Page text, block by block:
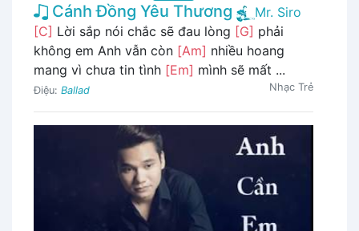
Cánh Đồng Yêu Thương
Mr. Siro
[C] Lời sắp nói chắc sẽ đau lòng [G] phải
không em Anh vẫn còn [Am] nhiều hoang
mang vì chưa tin tình [Em] mình sẽ mất ...
Điệu: Ballad Nhạc Trẻ